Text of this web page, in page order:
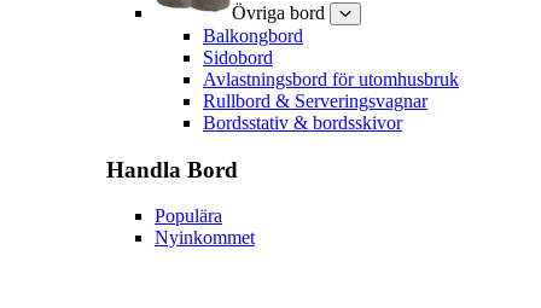
Övriga bord
Balkongbord
Sidobord
Avlastningsbord för utomhusbruk
Rullbord & Serveringsvagnar
Bordsstativ & bordsskivor
Handla Bord
Populära
Nyinkommet